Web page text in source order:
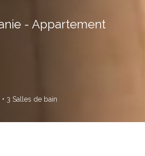
- Appartement
• 3 Salles de bain